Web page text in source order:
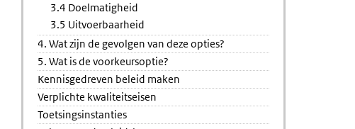
3.4 Doelmatigheid
3.5 Uitvoerbaarheid
4. Wat zijn de gevolgen van deze opties?
5. Wat is de voorkeursoptie?
Kennisgedreven beleid maken
Verplichte kwaliteitseisen
Toetsingsinstanties